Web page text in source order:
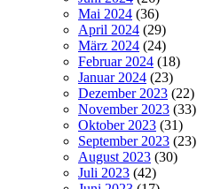
Mai 2024 (36)
April 2024 (29)
März 2024 (24)
Februar 2024 (18)
Januar 2024 (23)
Dezember 2023 (22)
November 2023 (33)
Oktober 2023 (31)
September 2023 (23)
August 2023 (30)
Juli 2023 (42)